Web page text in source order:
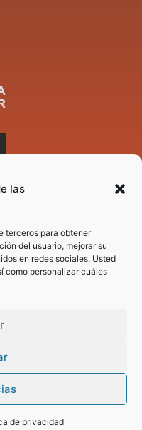
las
terceros para obtener
del usuario, mejorar su
en redes sociales. Usted
como personalizar cuáles
de privacidad